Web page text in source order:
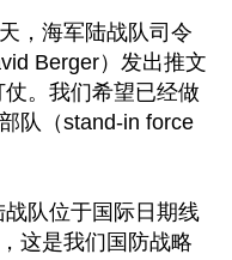
，海军陆战队司令
Berger）发出推文
。我们希望已经做
队（stand-in force
队位于国际日期线
这是我们国防战略